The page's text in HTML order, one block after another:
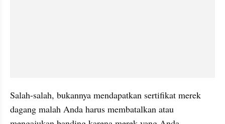
Salah-salah, bukannya mendapatkan sertifikat merek
dagang malah Anda harus membatalkan atau